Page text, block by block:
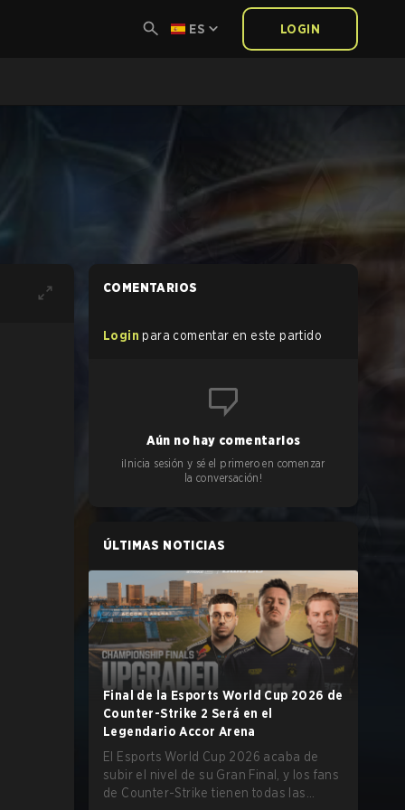
ES LOGIN
COMENTARIOS
Login para comentar en este partido
Aún no hay comentarios
¡Inicia sesión y sé el primero en comenzar
la conversación!
ÚLTIMAS NOTICIAS
Final de la Esports World Cup 2026 de
Counter-Strike 2 Será en el
Legendario Accor Arena
El Esports World Cup 2026 acaba de
subir el nivel de su Gran Final, y los fans
de Counter-Strike tienen todas las